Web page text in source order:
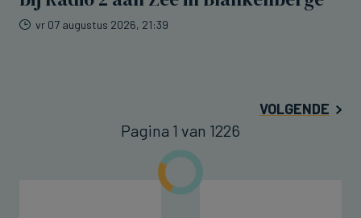
vr 07 augustus 2026, 21:39
VOLGENDE
Pagina 1 van 1226